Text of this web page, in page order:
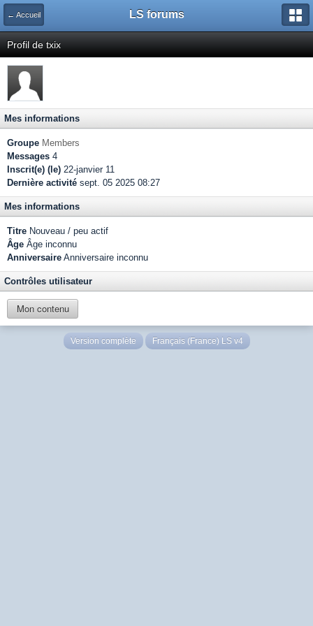
← Accueil LS forums
Profil de txix
Mes informations
Groupe Members
Messages 4
Inscrit(e) (le) 22-janvier 11
Dernière activité sept. 05 2025 08:27
Mes informations
Titre Nouveau / peu actif
Âge Âge inconnu
Anniversaire Anniversaire inconnu
Contrôles utilisateur
Mon contenu
Version complète Français (France) LS v4